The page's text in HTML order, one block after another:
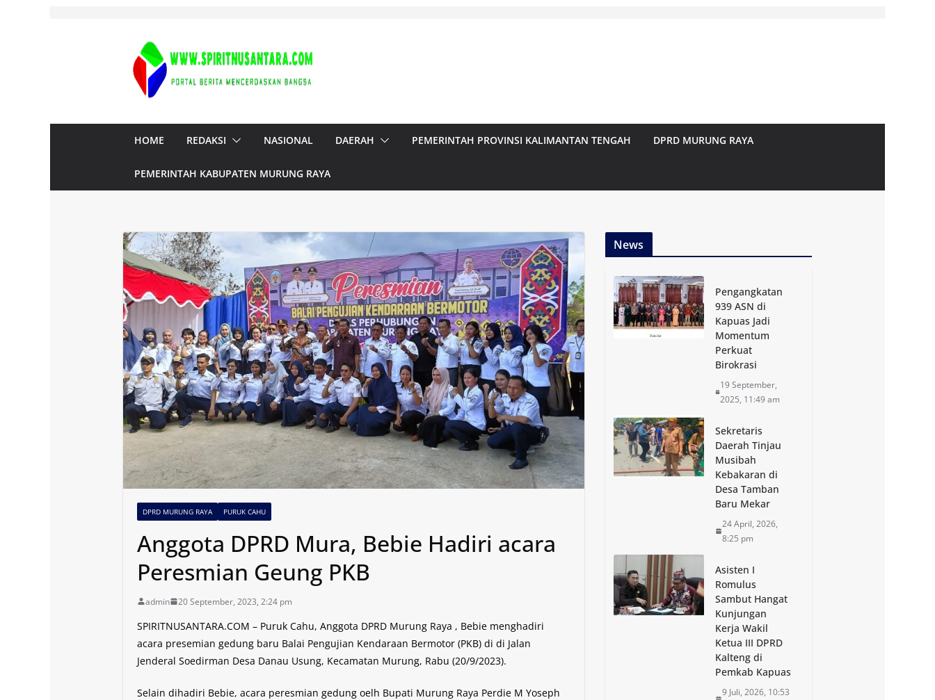
HOME REDAKSI NASIONAL DAERAH PEMERINTAH PROVINSI KALIMANTAN TENGAH DPRD MURUNG RAYA
PEMERINTAH KABUPATEN MURUNG RAYA
DPRD MURUNG RAYA PURUK CAHU
Anggota DPRD Mura, Bebie Hadiri acara
Peresmian Geung PKB
admin 20 September, 2023, 2:24 pm
SPIRITNUSANTARA.COM – Puruk Cahu, Anggota DPRD Murung Raya , Bebie menghadiri
acara presemian gedung baru Balai Pengujian Kendaraan Bermotor (PKB) di di Jalan
Jenderal Soedirman Desa Danau Usung, Kecamatan Murung, Rabu (20/9/2023).
Selain dihadiri Bebie, acara peresmian gedung oelh Bupati Murung Raya Perdie M Yoseph
News
Pengangkatan
939 ASN di
Kapuas Jadi
Momentum
Perkuat
Birokrasi
19 September,
2025, 11:49 am
Sekretaris
Daerah Tinjau
Musibah
Kebakaran di
Desa Tamban
Baru Mekar
24 April, 2026,
8:25 pm
Asisten I
Romulus
Sambut Hangat
Kunjungan
Kerja Wakil
Ketua III DPRD
Kalteng di
Pemkab Kapuas
9 Juli, 2026, 10:53